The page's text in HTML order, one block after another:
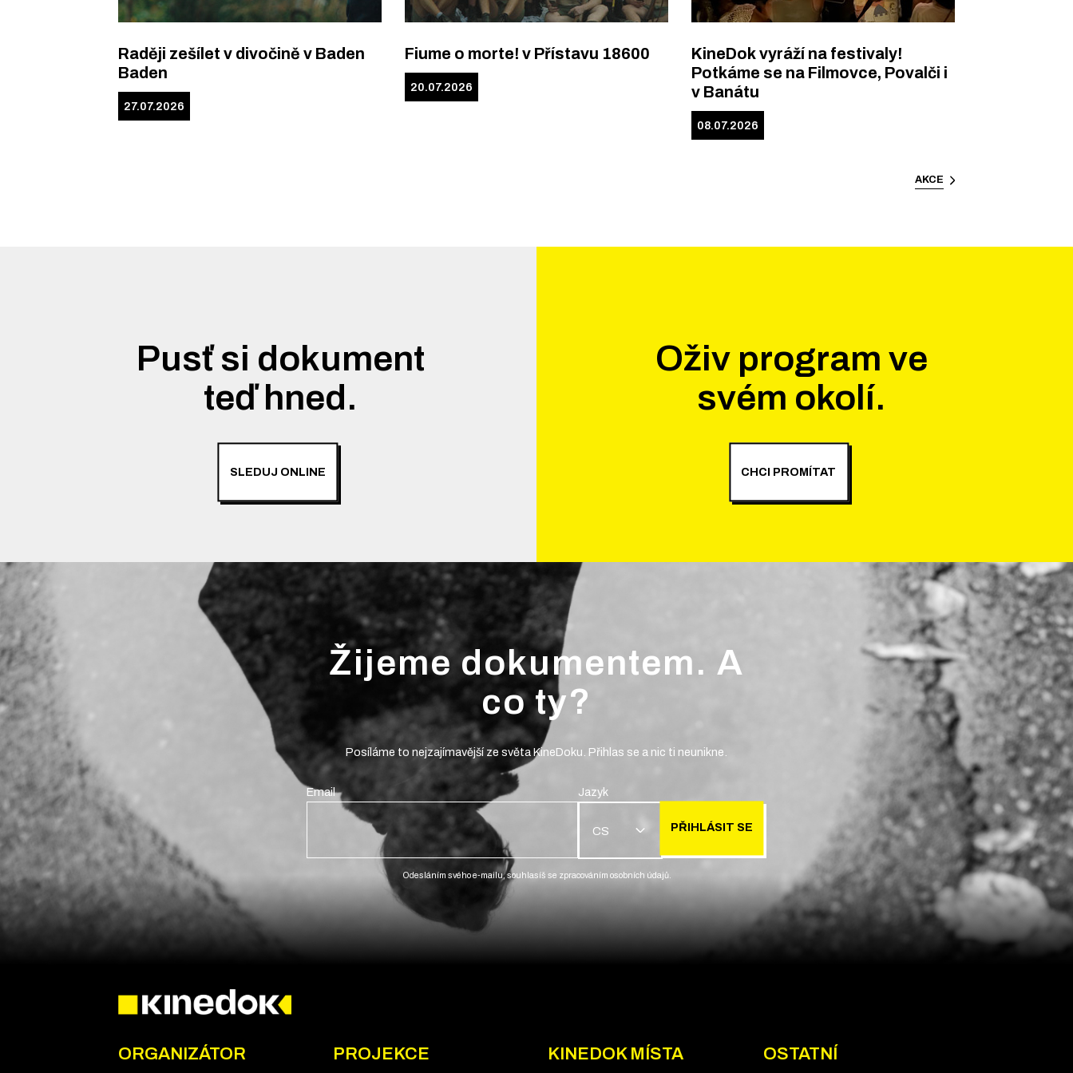
Raději zešílet v divočině v Baden
Baden
27.07.2026
Fiume o morte! v Přístavu 18600
20.07.2026
KineDok vyráží na festivaly!
Potkáme se na Filmovce, Povalči i
v Banátu
08.07.2026
AKCE
Pusť si dokument
teď hned.
SLEDUJ ONLINE
Oživ program ve
svém okolí.
CHCI PROMÍTAT
Žijeme dokumentem. A
co ty?
Posíláme to nejzajímavější ze světa KineDoku. Přihlas se a nic ti neunikne.
Email Jazyk
CS PŘIHLÁSIT SE
Odesláním svého e-mailu, souhlasíš se zpracováním osobních údajů.
ORGANIZÁTOR PROJEKCE KINEDOK MÍSTA OSTATNÍ